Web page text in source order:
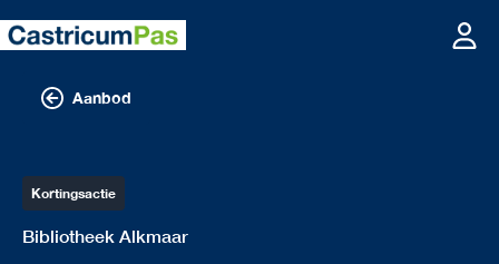
Aanbod
Kortingsactie
Bibliotheek Alkmaar